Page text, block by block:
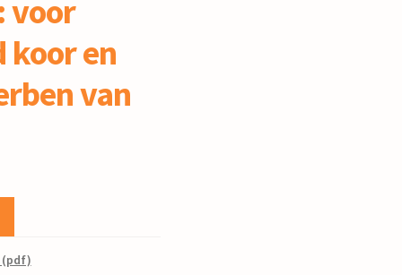
voor
koor en
van
(pdf)